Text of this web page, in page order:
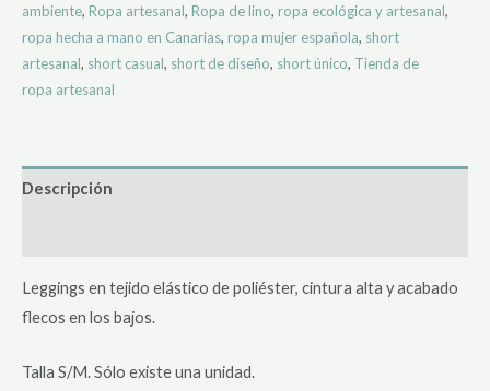
ambiente, Ropa artesanal, Ropa de lino, ropa ecológica y artesanal,
ropa hecha a mano en Canarias, ropa mujer española, short
artesanal, short casual, short de diseño, short único, Tienda de
ropa artesanal
Descripción
Leggings en tejido elástico de poliéster, cintura alta y acabado
flecos en los bajos.
Talla S/M. Sólo existe una unidad.